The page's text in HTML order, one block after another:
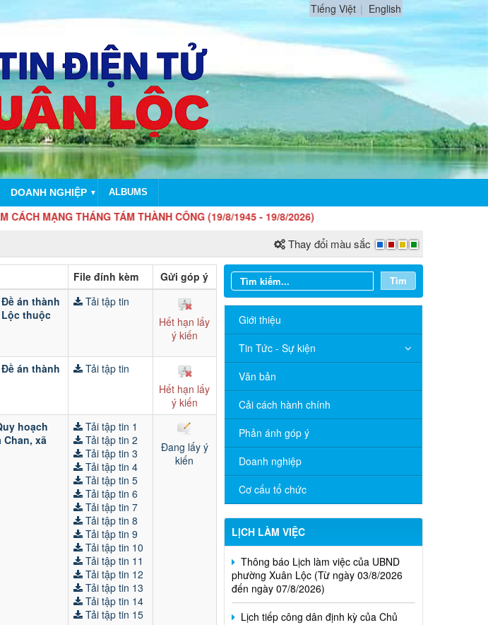
Tiếng Việt English
DOANH NGHIỆP ▼ ALBUMS
MẠNG THÁNG TÁM THÀNH CÔNG (19/8/1945 - 19/8/2026)
Thay đổi màu sắc
File đính kèm
Gửi góp ý
án thành
thuộc
Tải tập tin
Hết hạn lấy
ý kiến
án thành
Tải tập tin
Hết hạn lấy
ý kiến
hoạch
xã
Tải tập tin 1
Tải tập tin 2
Tải tập tin 3
Tải tập tin 4
Tải tập tin 5
Tải tập tin 6
Tải tập tin 7
Tải tập tin 8
Tải tập tin 9
Tải tập tin 10
Tải tập tin 11
Tải tập tin 12
Tải tập tin 13
Tải tập tin 14
Tải tập tin 15
Đang lấy ý
kiến
Tìm
Giới thiệu
Tin Tức - Sự kiện
Văn bản
Cải cách hành chính
Phản ánh góp ý
Doanh nghiệp
Cơ cấu tổ chức
LỊCH LÀM VIỆC
Thông báo Lịch làm việc của UBND
phường Xuân Lộc (Từ ngày 03/8/2026
đến ngày 07/8/2026)
Lịch tiếp công dân định kỳ của Chủ
tịch UBND phường tháng 8 2026